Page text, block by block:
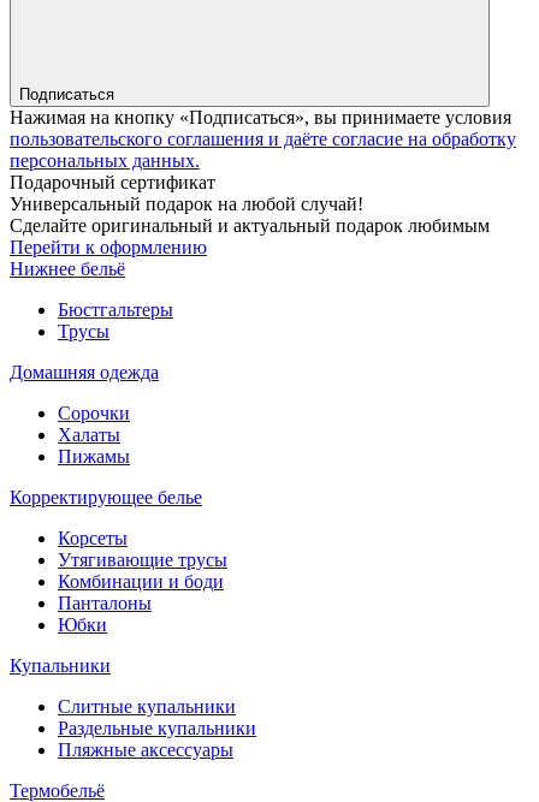
Подписаться
Нажимая на кнопку «Подписаться», вы принимаете условия
пользовательского соглашения и даёте согласие на обработку
персональных данных.
Подарочный сертификат
Универсальный подарок на любой случай!
Сделайте оригинальный и актуальный подарок любимым
Перейти к оформлению
Нижнее бельё
Бюстгальтеры
Трусы
Домашняя одежда
Сорочки
Халаты
Пижамы
Корректирующее белье
Корсеты
Утягивающие трусы
Комбинации и боди
Панталоны
Юбки
Купальники
Слитные купальники
Раздельные купальники
Пляжные аксессуары
Термобельё